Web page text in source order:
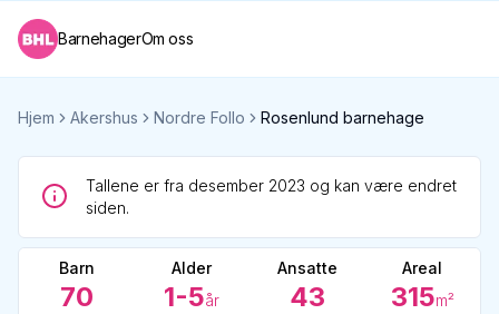
BarnehagerOm oss
Hjem Akershus Nordre Follo Rosenlund barnehage
Tallene er fra desember 2023 og kan være endret
siden.
Barn
70
Alder
1-5år
Ansatte
43
Areal
315m²